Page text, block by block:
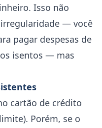
Isso não
— você
pagar despesas de
isentos — mas
cartão de crédito
Porém, se o